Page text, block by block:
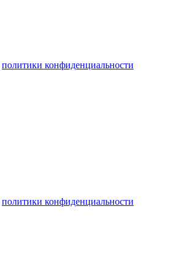
политики конфиденциальности
политики конфиденциальности